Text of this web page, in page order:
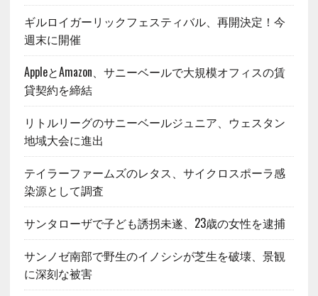
ギルロイガーリックフェスティバル、再開決定！今
週末に開催
AppleとAmazon、サニーベールで大規模オフィスの賃
貸契約を締結
リトルリーグのサニーベールジュニア、ウェスタン
地域大会に進出
テイラーファームズのレタス、サイクロスポーラ感
染源として調査
サンタローザで子ども誘拐未遂、23歳の女性を逮捕
サンノゼ南部で野生のイノシシが芝生を破壊、景観
に深刻な被害